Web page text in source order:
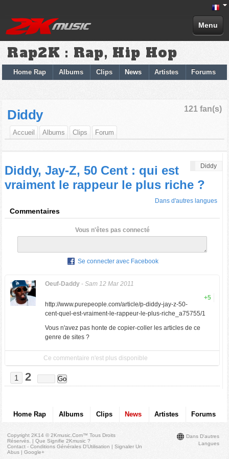
Menu
Rap2K : Rap, Hip Hop
Home Rap Albums Clips News Artistes Forums
121 fan(s)
Diddy
Accueil Albums Clips Forum
Diddy
Diddy, Jay-Z, 50 Cent : qui est
vraiment le rappeur le plus riche ?
Dans d'autres langues
Commentaires
Vous n'êtes pas connecté
Se connecter avec Facebook
Oeuf-Daddy- Sam 12 Mar 2011
+5
http://www.purepeople.com/article/p-diddy-jay-z-50-
cent-quel-est-vraiment-le-rappeur-le-plus-riche_a75755/1
Vous n'avez pas honte de copier-coller les articles de ce
genre de sites ?
Ce commentaire n'est plus disponible
1 2
Home Rap Albums Clips News Artistes Forums
Dans D'autres
Langues
Copyright 2K14 © 2Kmusic.com™Tous Droits
Réservés . |Que Signifie 2Kmusic ?
Contact - Conditions Générales D'Utilisation |Signaler Un
Abus |Google+